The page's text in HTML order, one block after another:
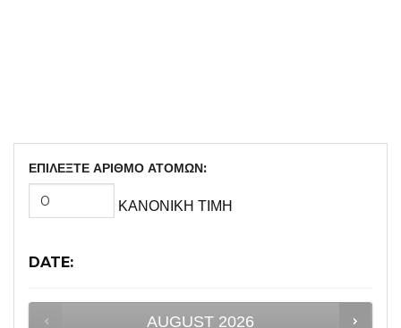
ΕΠΙΛΕΞΤΕ ΑΡΙΘΜΟ ΑΤΟΜΩΝ:
ΚΑΝΟΝΙΚΗ ΤΙΜΗ
DATE:
AUGUST 2026